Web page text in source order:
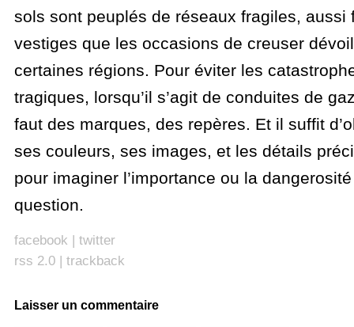
sols sont peuplés de réseaux fragiles, aussi
vestiges que les occasions de creuser
certaines régions. Pour éviter les
tragiques, lorsqu’il s’agit de conduites de
faut des marques, des repères. Et il suffit
ses couleurs, ses images, et les détails
pour imaginer l’importance ou la
question.
facebook | twitter
rss 2.0| trackback
Laisser un commentaire